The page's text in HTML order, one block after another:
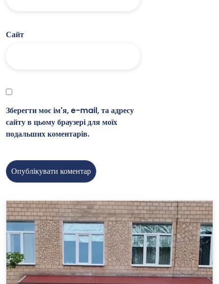
Сайт
Зберегти моє ім'я, e-mail, та адресу
сайту в цьому браузері для моїх
подальших коментарів.
Відеопрогравач